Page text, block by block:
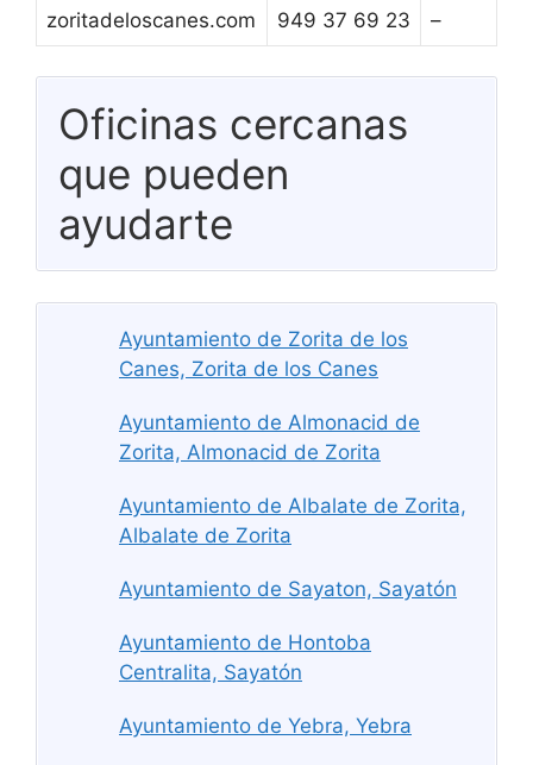
zoritadeloscanes.com 949 37 69 23 –
Oficinas cercanas
que pueden
ayudarte
Ayuntamiento de Zorita de los
Canes, Zorita de los Canes
Ayuntamiento de Almonacid de
Zorita, Almonacid de Zorita
Ayuntamiento de Albalate de Zorita,
Albalate de Zorita
Ayuntamiento de Sayaton, Sayatón
Ayuntamiento de Hontoba
Centralita, Sayatón
Ayuntamiento de Yebra, Yebra